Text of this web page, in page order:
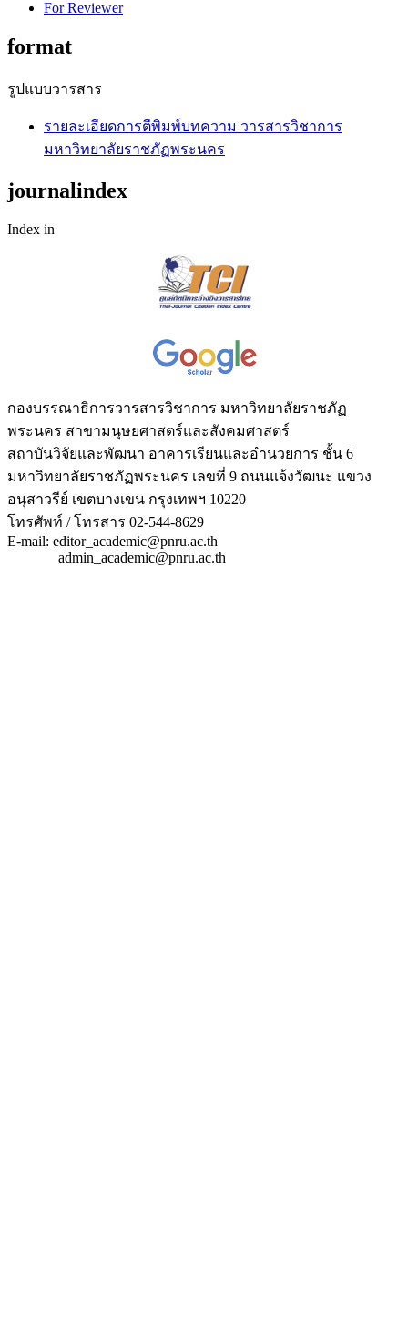
For Reviewer
format
รูปแบบวารสาร
รายละเอียดการตีพิมพ์บทความ วารสารวิชาการ
มหาวิทยาลัยราชภัฏพระนคร
journalindex
Index in
กองบรรณาธิการวารสารวิชาการ มหาวิทยาลัยราชภัฏ
พระนคร สาขามนุษยศาสตร์และสังคมศาสตร์
สถาบันวิจัยและพัฒนา อาคารเรียนและอำนวยการ ชั้น 6
มหาวิทยาลัยราชภัฏพระนคร เลขที่ 9 ถนนแจ้งวัฒนะ แขวง
อนุสาวรีย์ เขตบางเขน กรุงเทพฯ 10220
โทรศัพท์ / โทรสาร 02-544-8629
E-mail: editor_academic@pnru.ac.th
admin_academic@pnru.ac.th